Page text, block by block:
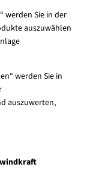
werden Sie in der
auszuwählen
werden Sie in
auszuwerten,